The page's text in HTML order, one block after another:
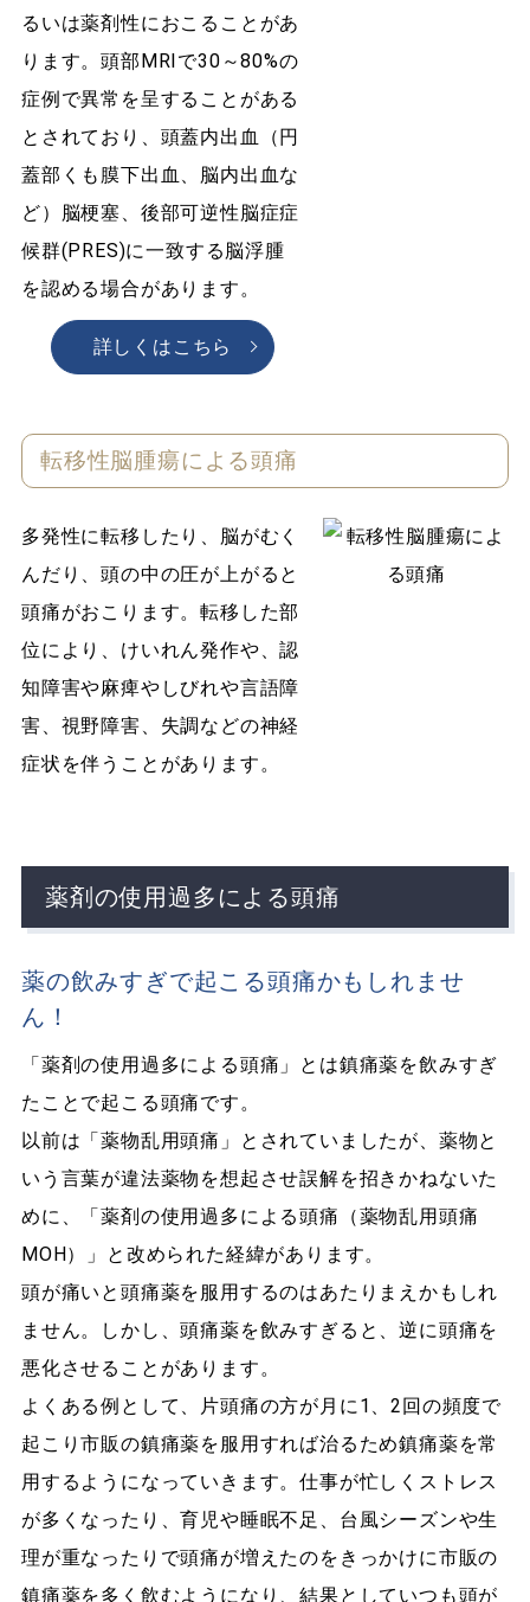
るいは薬剤性におこることがあ
ります。頭部MRIで30～80%の
症例で異常を呈することがある
とされており、頭蓋内出血（円
蓋部くも膜下出血、脳内出血な
ど）脳梗塞、後部可逆性脳症症
候群(PRES)に一致する脳浮腫
を認める場合があります。
詳しくはこちら
転移性脳腫瘍による頭痛
多発性に転移したり、脳がむく
んだり、頭の中の圧が上がると
頭痛がおこります。転移した部
位により、けいれん発作や、認
知障害や麻痺やしびれや言語障
害、視野障害、失調などの神経
症状を伴うことがあります。
薬剤の使用過多による頭痛
薬の飲みすぎで起こる頭痛かもしれませ
ん！
「薬剤の使用過多による頭痛」とは鎮痛薬を飲みすぎ
たことで起こる頭痛です。
以前は「薬物乱用頭痛」とされていましたが、薬物と
いう言葉が違法薬物を想起させ誤解を招きかねないた
めに、「薬剤の使用過多による頭痛（薬物乱用頭痛
MOH）」と改められた経緯があります。
頭が痛いと頭痛薬を服用するのはあたりまえかもしれ
ません。しかし、頭痛薬を飲みすぎると、逆に頭痛を
悪化させることがあります。
よくある例として、片頭痛の方が月に1、2回の頻度で
起こり市販の鎮痛薬を服用すれば治るため鎮痛薬を常
用するようになっていきます。仕事が忙しくストレス
が多くなったり、育児や睡眠不足、台風シーズンや生
理が重なったりで頭痛が増えたのをきっかけに市販の
鎮痛薬を多く飲むようになり、結果としていつも頭が